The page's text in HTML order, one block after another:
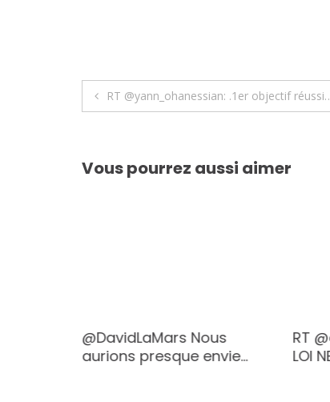
Navigation
l’article
RT @yann_ohanessian: .1er objectif
Vous pourrez aussi aimer
@DavidLaMars Nous
aurions presque envie…
RT
LOI